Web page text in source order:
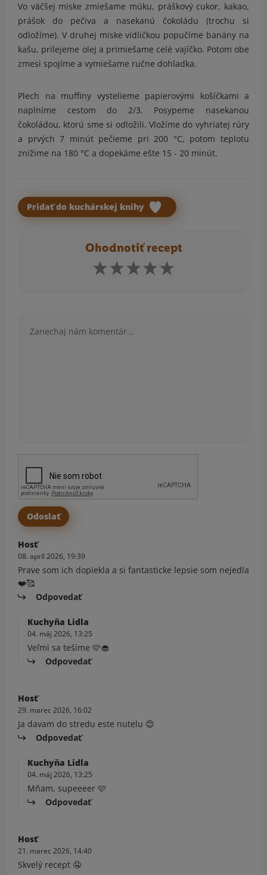
Vo väčšej miske zmiešame múku, práškový cukor, kakao,
prášok do pečiva a nasekanú čokoládu (trochu si
odložíme). V druhej miske vidličkou popučíme banány na
kašu, prilejeme olej a primiešame celé vajíčko. Potom obe
zmesi spojíme a vymiešame ručne dohladka.
Plech na muffiny vystelieme papierovými košíčkami a
naplníme cestom do 2/3. Posypeme nasekanou
čokoládou, ktorú sme si odložili. Vložíme do vyhriatej rúry
a prvých 7 minút pečieme pri 200 °C, potom teplotu
znížime na 180 °C a dopekáme ešte 15 - 20 minút.
Pridať do kuchárskej knihy
Ohodnotiť recept
Hosť
08. apríl 2026, 19:39
Prave som ich dopiekla a si fantasticke lepsie som nejedla
❤️🥰
Odpovedať
Kuchyňa Lidla
04. máj 2026, 13:25
Veľmi sa tešíme 🩷🧁
Odpovedať
Hosť
29. marec 2026, 16:02
Ja davam do stredu este nutelu 😊
Odpovedať
Kuchyňa Lidla
04. máj 2026, 13:25
Mňam, supeeeer 🩷
Odpovedať
Hosť
21. marec 2026, 14:40
Skvelý recept 🤤